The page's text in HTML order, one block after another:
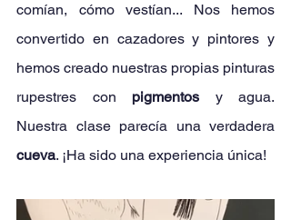
comían, cómo vestían... Nos hemos
convertido en cazadores y pintores y
hemos creado nuestras propias pinturas
rupestres con pigmentos y agua.
cueva. ¡Ha sido una experiencia única!